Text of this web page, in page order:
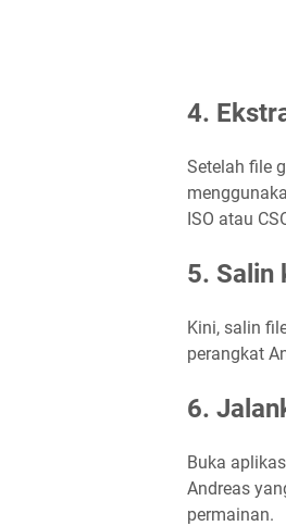
4.
Setelah file
ISO atau
5. Salin
Kini, salin
perangkat
6.
Buka
Andreas
permainan.